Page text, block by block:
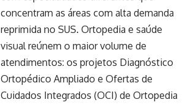
concentram as áreas com alta demanda
reprimida no SUS. Ortopedia e saúde
visual reúnem o maior volume de
atendimentos: os projetos Diagnóstico
Ortopédico Ampliado e Ofertas de
Cuidados Integrados (OCI) de Ortopedia